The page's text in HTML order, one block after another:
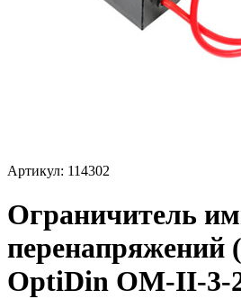
Артикул: 114302
Ограничитель
OptiDin OM-II-3-